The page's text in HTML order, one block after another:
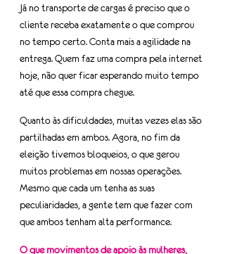
Já no transporte de cargas é preciso que o
cliente receba exatamente o que comprou
no tempo certo. Conta mais a agilidade na
entrega. Quem faz uma compra pela internet
hoje, não quer ficar esperando muito tempo
até que essa compra chegue.
Quanto às dificuldades, muitas vezes elas são
partilhadas em ambos. Agora, no fim da
eleição tivemos bloqueios, o que gerou
muitos problemas em nossas operações.
Mesmo que cada um tenha as suas
peculiaridades, a gente tem que fazer com
que ambos tenham alta performance.
O que movimentos de apoio às mulheres,